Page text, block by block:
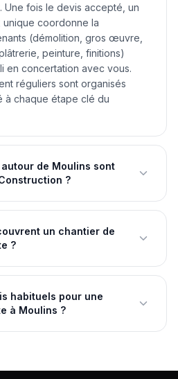
fois le devis accepté, un
coordonne la
(démolition, gros œuvre,
peinture, finitions)
en concertation avec vous.
réguliers sont organisés
à chaque étape clé du
de Moulins sont
?
un chantier de
?
habituels pour une
à Moulins ?